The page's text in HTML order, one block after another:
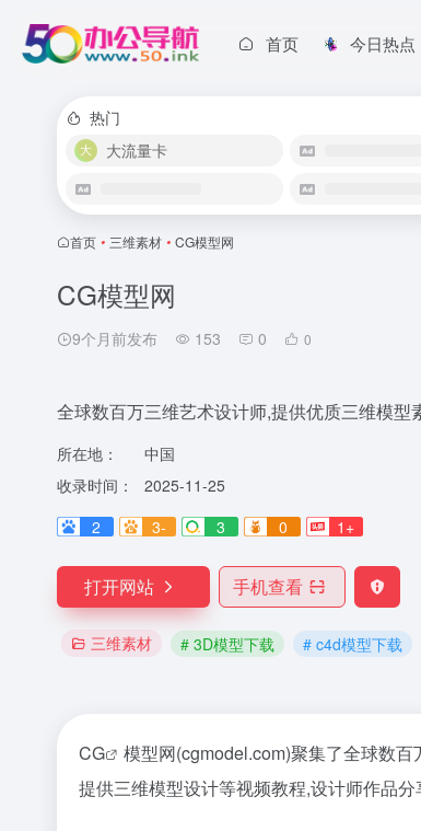
首页 今日热点
热门
大流量卡
首页 • 三维素材 • CG模型网
CG模型网
9个月前发布 153 0 0
全球数百万三维艺术设计师,提供优质三维模型
所在地：
中国
收录时间：
2025-11-25
2
3- 3 0 1+
打开网站 手机查看
三维素材 # 3D模型下载 # c4d模型下载
CG 模型网(cgmodel.com)聚集了全球数
提供三维模型设计等视频教程,设计师作品